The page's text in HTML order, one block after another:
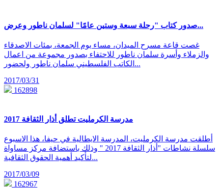
صدور كتاب "رحلة سبعة وستين عامًا" لسلمان ناطور وعرض...
غصت قاعة مسرح الميدان، مساء يوم الجمعة، بمئات الاصدقاء
والزملاء وأسرة سلمان ناطور للاحتفاء بصدور مجموعة من اعمال
الكاتب الفلسطيني سلمان ناطور ولحضور...
2017/03/31
162898
مدرسة الكرمليت تطلق أذار الثقافة 2017
أطلقت مدرسة الكرمليت، المدرسة الايطالية في حيفا، هذا الاسبوع
سلسلة نشاطات "أذار الثقافة 2017 " وذلك باستضافة مركز مساواة
لتأكيد أهمية الحقوق الثقافية...
2017/03/09
162967